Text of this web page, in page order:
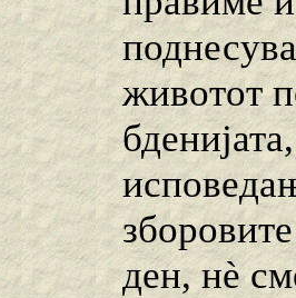
животот
ден, нѐ